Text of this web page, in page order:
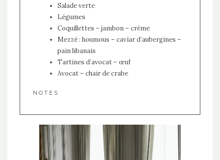
Salade verte
Légumes
Coquillettes – jambon – crème
Mezzé : houmous – caviar d’aubergines –
pain libanais
Tartines d’avocat – œuf
Avocat – chair de crabe
NOTES